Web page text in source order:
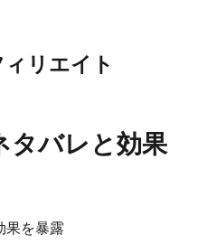
リエイト
タバレと効果
果を暴露